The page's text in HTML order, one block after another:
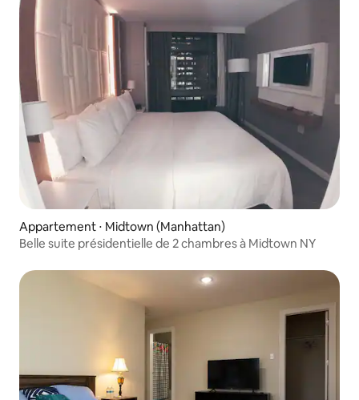
Appartement ⋅ Midtown (Manhattan)
Belle suite présidentielle de 2 chambres à Midtown NY